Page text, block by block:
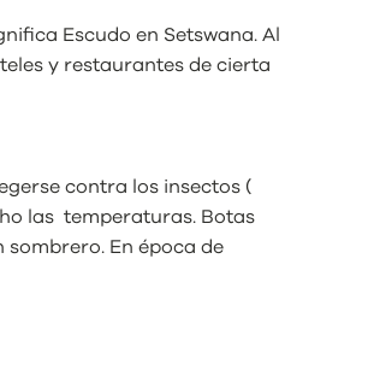
Escudo en Setswana. Al
y restaurantes de cierta
contra los insectos (
las temperaturas. Botas
En época de